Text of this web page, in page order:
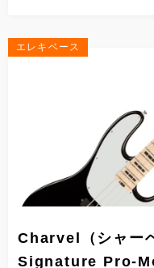
エレキベース
Charvel（シャー
Signature Pro-